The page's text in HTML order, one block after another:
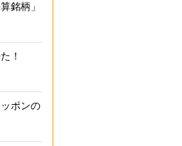
銘柄」
！
ポンの